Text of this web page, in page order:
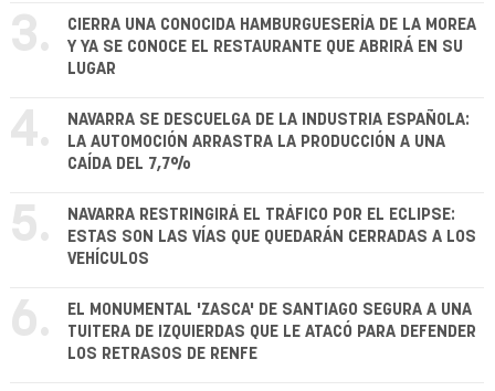
3.
CIERRA UNA CONOCIDA HAMBURGUESERÍA DE LA MOREA
Y YA SE CONOCE EL RESTAURANTE QUE ABRIRÁ EN SU
LUGAR
4.
NAVARRA SE DESCUELGA DE LA INDUSTRIA ESPAÑOLA:
LA AUTOMOCIÓN ARRASTRA LA PRODUCCIÓN A UNA
CAÍDA DEL 7,7%
5.
NAVARRA RESTRINGIRÁ EL TRÁFICO POR EL ECLIPSE:
ESTAS SON LAS VÍAS QUE QUEDARÁN CERRADAS A LOS
VEHÍCULOS
6.
EL MONUMENTAL 'ZASCA' DE SANTIAGO SEGURA A UNA
TUITERA DE IZQUIERDAS QUE LE ATACÓ PARA DEFENDER
LOS RETRASOS DE RENFE